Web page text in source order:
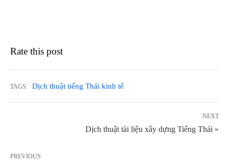
Rate this post
TAGS: Dịch thuật tiếng Thái kinh tế
NEXT
Dịch thuật tài liệu xây dựng Tiếng Thái »
PREVIOUS